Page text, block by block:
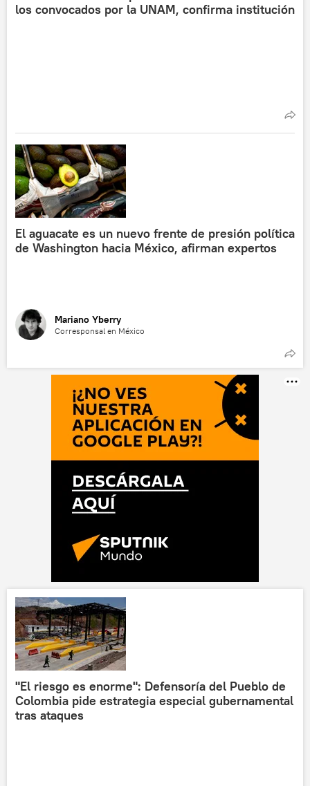
los convocados por la UNAM, confirma institución
El aguacate es un nuevo frente de presión política
de Washington hacia México, afirman expertos
Mariano Yberry
Corresponsal en México
"El riesgo es enorme": Defensoría del Pueblo de
Colombia pide estrategia especial gubernamental
tras ataques